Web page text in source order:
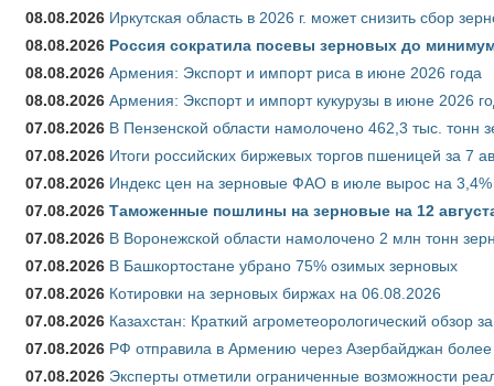
08.08.2026 Иркутская область в 2026 г. может снизить сбор
08.08.2026 Россия сократила посевы зерновых до
08.08.2026 Армения: Экспорт и импорт риса в июне 2026 года
08.08.2026 Армения: Экспорт и импорт кукурузы в июне 2026
07.08.2026 В Пензенской области намолочено 462,3 тыс. тонн
07.08.2026 Итоги российских биржевых торгов пшеницей за 7
07.08.2026 Индекс цен на зерновые ФАО в июле вырос на 3,4%
07.08.2026 Таможенные пошлины на зерновые на 12
07.08.2026 В Воронежской области намолочено 2 млн тонн
07.08.2026 В Башкортостане убрано 75% озимых зерновых
07.08.2026 Котировки на зерновых биржах на 06.08.2026
07.08.2026 Казахстан: Краткий агрометеорологический обзор
07.08.2026 РФ отправила в Армению через Азербайджан более
07.08.2026 Эксперты отметили ограниченные возможности